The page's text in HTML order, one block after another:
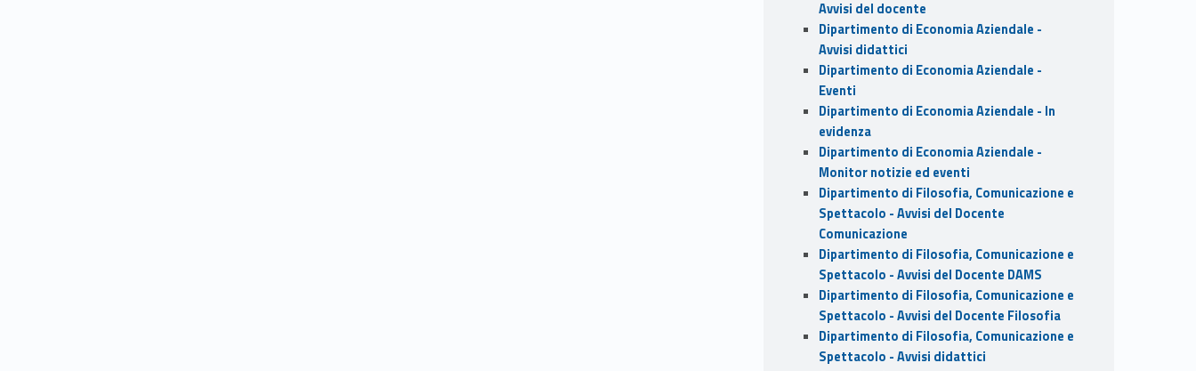
Avvisi del docente
Dipartimento di Economia Aziendale -
Avvisi didattici
Dipartimento di Economia Aziendale -
Eventi
Dipartimento di Economia Aziendale - In
evidenza
Dipartimento di Economia Aziendale -
Monitor notizie ed eventi
Dipartimento di Filosofia, Comunicazione e
Spettacolo - Avvisi del Docente
Comunicazione
Dipartimento di Filosofia, Comunicazione e
Spettacolo - Avvisi del Docente DAMS
Dipartimento di Filosofia, Comunicazione e
Spettacolo - Avvisi del Docente Filosofia
Dipartimento di Filosofia, Comunicazione e
Spettacolo - Avvisi didattici